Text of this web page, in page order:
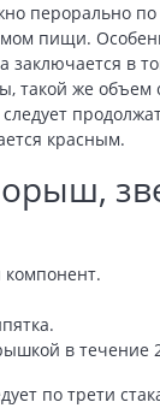
перорально по
пищи.
заключается в
такой же объем
красным.
компонент.
в течение
по трети